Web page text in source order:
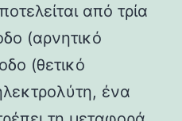
από τρία
(αρνητικό
(θετικό
ένα